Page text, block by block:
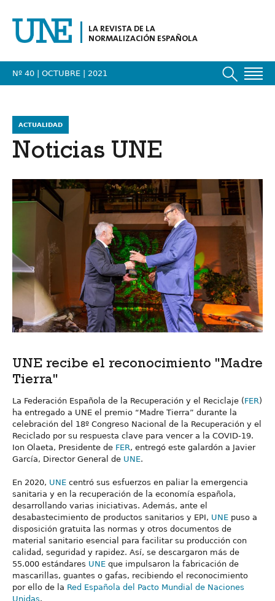
LA REVISTA DE LA
NORMALIZACIÓN ESPAÑOLA
Nº 40 | OCTUBRE | 2021
ACTUALIDAD
Noticias UNE
UNE recibe el reconocimiento "Madre
Tierra"
La Federación Española de la Recuperación y el Reciclaje (FER)
ha entregado a UNE el premio “Madre Tierra” durante la
celebración del 18º Congreso Nacional de la Recuperación y el
Reciclado por su respuesta clave para vencer a la COVID-19.
Ion Olaeta, Presidente de FER, entregó este galardón a Javier
García, Director General de UNE.
En 2020, UNE centró sus esfuerzos en paliar la emergencia
sanitaria y en la recuperación de la economía española,
desarrollando varias iniciativas. Además, ante el
desabastecimiento de productos sanitarios y EPI, UNE puso a
disposición gratuita las normas y otros documentos de
material sanitario esencial para facilitar su producción con
calidad, seguridad y rapidez. Así, se descargaron más de
55.000 estándares UNE que impulsaron la fabricación de
mascarillas, guantes o gafas, recibiendo el reconocimiento
por ello de la Red Española del Pacto Mundial de Naciones
Unidas.